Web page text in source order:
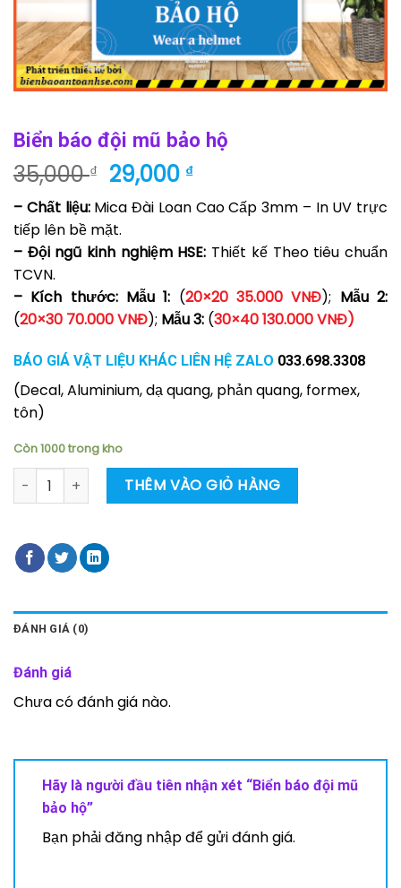
Biển báo đội mũ bảo hộ
35,000₫ Giá
gốc
là:
35,000 ₫.
29,000 ₫Giá
hiện
tại
29,000 ₫.
– Chất liệu:Mica Đài Loan Cao Cấp 3mm – In UV trực
tiếp lên bề mặt.
– Đội ngũ kinh nghiệm HSE: Thiết kế Theo tiêu chuẩn
TCVN.
– Kích thước: Mẫu 1: (20×20 35.000 VNĐ); Mẫu 2:
(20×30 70.000 VNĐ); Mẫu 3: (30×40 130.000 VNĐ)
BÁO GIÁ VẬT LIỆU KHÁC LIÊN HỆ ZALO 033.698.3308
(Decal, Aluminium, dạ quang, phản quang, formex,
tôn)
Còn 1000 trong kho
Biển báo đội mũ bảo hộ số lượng
THÊM VÀO GIỎ HÀNG
ĐÁNH GIÁ (0)
Đánh giá
Chưa có đánh giá nào.
Hãy là người đầu tiên nhận xét “Biển báo đội mũ
bảo hộ”
Bạn phảiđăng nhậpđể gửi đánh giá.